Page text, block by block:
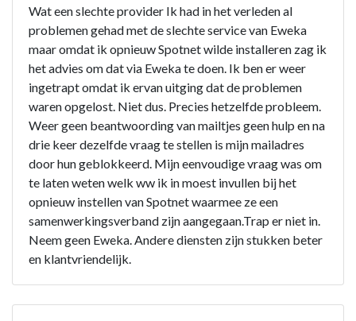
Wat een slechte provider Ik had in het verleden al
problemen gehad met de slechte service van Eweka
maar omdat ik opnieuw Spotnet wilde installeren zag ik
het advies om dat via Eweka te doen. Ik ben er weer
ingetrapt omdat ik ervan uitging dat de problemen
waren opgelost. Niet dus. Precies hetzelfde probleem.
Weer geen beantwoording van mailtjes geen hulp en na
drie keer dezelfde vraag te stellen is mijn mailadres
door hun geblokkeerd. Mijn eenvoudige vraag was om
te laten weten welk ww ik in moest invullen bij het
opnieuw instellen van Spotnet waarmee ze een
samenwerkingsverband zijn aangegaan.Trap er niet in.
Neem geen Eweka. Andere diensten zijn stukken beter
en klantvriendelijk.